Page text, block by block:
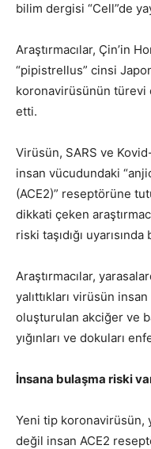
bilim dergisi “Cell”de
Araştırmacılar, Çin’in
“pipistrellus” cinsi
koronavirüsünün
etti.
Virüsün, SARS ve
insan vücudundaki
(ACE2)” reseptörüne
dikkati çeken
riski taşıdığı
Araştırmacılar,
yalıttıkları virüsün
oluşturulan akciğer ve
yığınları ve dokuları
İnsana bulaşma riski
Yeni tip koronavirüsün,
değil insan ACE2